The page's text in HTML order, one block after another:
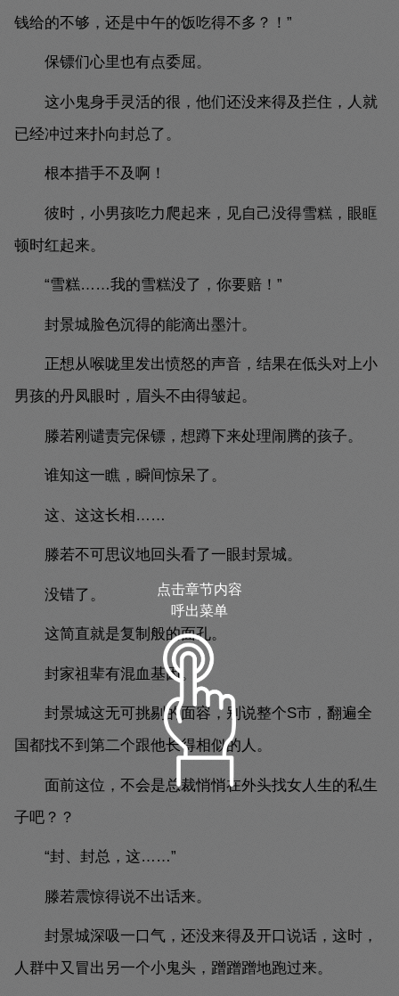
钱给的不够，还是中午的饭吃得不多？！”
保镖们心里也有点委屈。
这小鬼身手灵活的很，他们还没来得及拦住，人就
已经冲过来扑向封总了。
根本措手不及啊！
彼时，小男孩吃力爬起来，见自己没得雪糕，眼眶
顿时红起来。
“雪糕……我的雪糕没了，你要赔！”
封景城脸色沉得的能滴出墨汁。
正想从喉咙里发出愤怒的声音，结果在低头对上小
男孩的丹凤眼时，眉头不由得皱起。
滕若刚谴责完保镖，想蹲下来处理闹腾的孩子。
谁知这一瞧，瞬间惊呆了。
这、这这长相……
滕若不可思议地回头看了一眼封景城。
没错了。
这简直就是复制般的面孔。
封家祖辈有混血基因。
封景城这无可挑剔的面容，别说整个S市，翻遍全
国都找不到第二个跟他长得相似的人。
面前这位，不会是总裁悄悄在外头找女人生的私生
子吧？？
“封、封总，这……”
滕若震惊得说不出话来。
封景城深吸一口气，还没来得及开口说话，这时，
人群中又冒出另一个小鬼头，蹭蹭蹭地跑过来。
点击章节内容
呼出菜单